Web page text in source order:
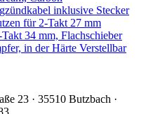
inklusive Stecker
für 2-Takt 27 mm
34 mm, Flachschieber
in der Härte Verstellbar
23 · 35510 Butzbach ·